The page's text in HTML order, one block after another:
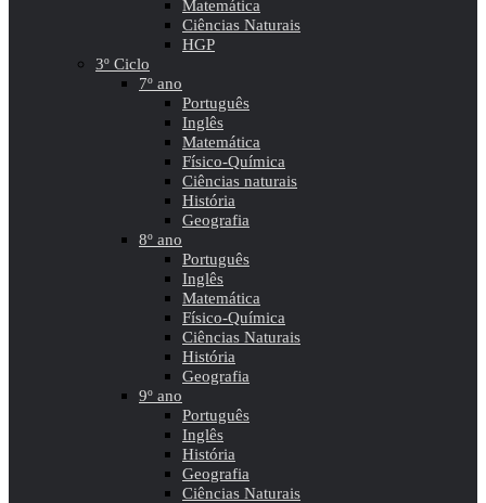
Matemática
Ciências Naturais
HGP
3º Ciclo
7º ano
Português
Inglês
Matemática
Físico-Química
Ciências naturais
História
Geografia
8º ano
Português
Inglês
Matemática
Físico-Química
Ciências Naturais
História
Geografia
9º ano
Português
Inglês
História
Geografia
Ciências Naturais